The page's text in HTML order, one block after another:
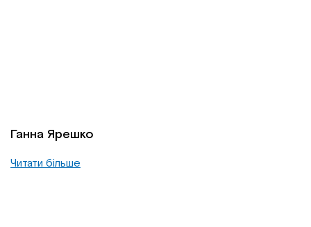
Ганна Ярешко
Читати більше